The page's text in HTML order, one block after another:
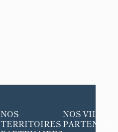
NOS
TERRITOIRES
NOS VILLES